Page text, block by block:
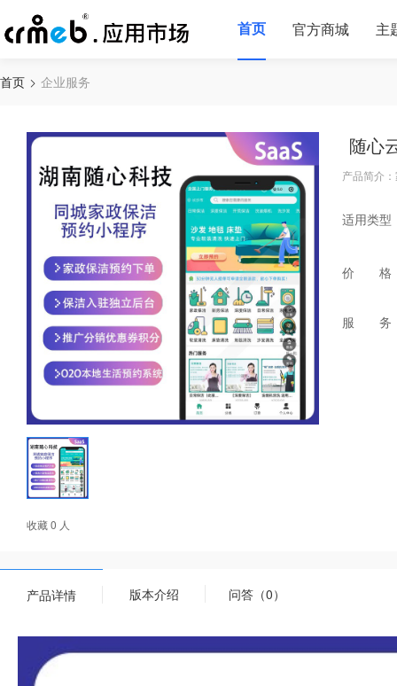
首页 官方商城 主
首页 企业服务
收藏 0 人
随心
产品简介
适用类型
价 格
服 务
产品详情 版本介绍 问答（0）